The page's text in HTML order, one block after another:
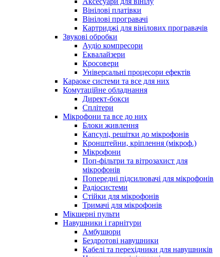
Вінілові платівки
Вінілові програвачі
Картриджі для вінілових програвачів
Звукові обробки
Аудіо компресори
Еквалайзери
Кросовери
Універсальні процесори ефектів
Караоке системи та все для них
Комутаційне обладнання
Директ-бокси
Сплітери
Мікрофони та все до них
Блоки живлення
Капсулі, решітки до мікрофонів
Кронштейни, кріплення (мікроф.)
Мікрофони
Поп-фільтри та вітрозахист для
мікрофонів
Попередні підсилювачі для мікрофонів
Радіосистеми
Стійки для мікрофонів
Тримачі для мікрофонів
Мікшерні пульти
Навушники і гарнітури
Амбушюри
Бездротові навушники
Кабелі та перехідники для навушників